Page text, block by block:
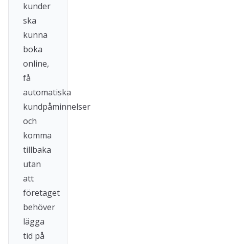
kunder
ska
kunna
boka
online,
få
automatiska
kundpåminnelser
och
komma
tillbaka
utan
att
företaget
behöver
lägga
tid på